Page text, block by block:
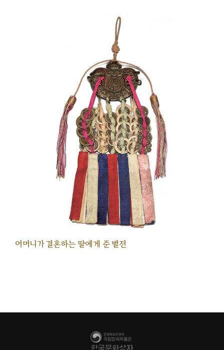
어머니가 결혼하는 딸에게 준 별전